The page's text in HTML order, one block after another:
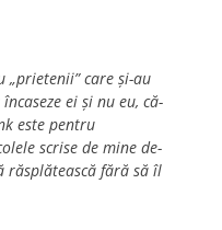
„prietenii” care și-au
ei și nu eu, că-
este pentru
scrise de mine de-
răsplătească fără să îl